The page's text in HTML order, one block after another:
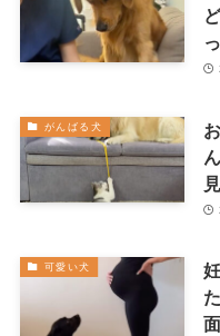
がんばる犬
可愛い犬